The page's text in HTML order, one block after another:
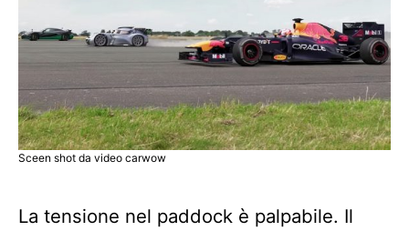
Sceen shot da video carwow
La tensione nel paddock è palpabile. Il